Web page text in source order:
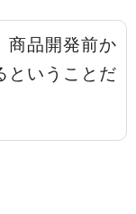
商品開発前か
ということだ